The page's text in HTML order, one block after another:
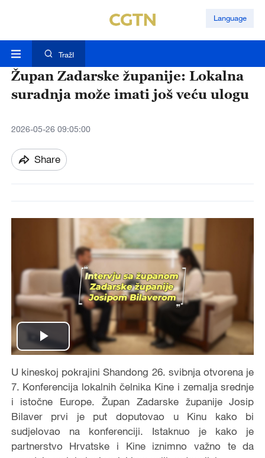
Language
TražI
Župan Zadarske županije: Lokalna
suradnja može imati još veću ulogu
2026-05-26 09:05:00
Share
P
l
a
y
U kineskoj pokrajini Shandong 26. svibnja otvorena je
7. Konferencija lokalnih čelnika Kine i zemalja srednje
i istočne Europe. Župan Zadarske županijeJosip
Bilaverprvi je put doputovao u Kinu kako bi
sudjelovao na konferenciji. Istaknuo je kako je
partnerstvo Hrvatske i Kine iznimno važno te da